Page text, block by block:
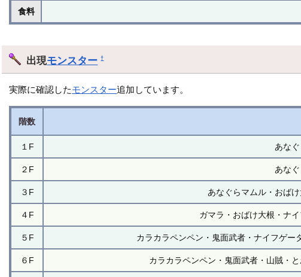
食料
出現モンスター †
実際に確認したモンスター追加しています。
階数
１F あな
２F あな
３F あなぐらマムル・おば
４F ガマラ・おばけ大根・ナ
５F カラカラペンペン・鬼面武者・ナイフゲ
６F カラカラペンペン・鬼面武者・山賊・